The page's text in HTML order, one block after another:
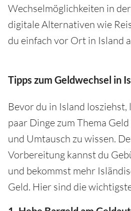
Wechselmöglichkeiten in
digitale Alternativen wie
du einfach vor Ort in Island
Tipps zum Geldwechsel in
Bevor du in Island losziehst,
paar Dinge zum Thema
und Umtausch zu wissen.
Vorbereitung kannst du
und bekommst mehr
Geld. Hier sind die